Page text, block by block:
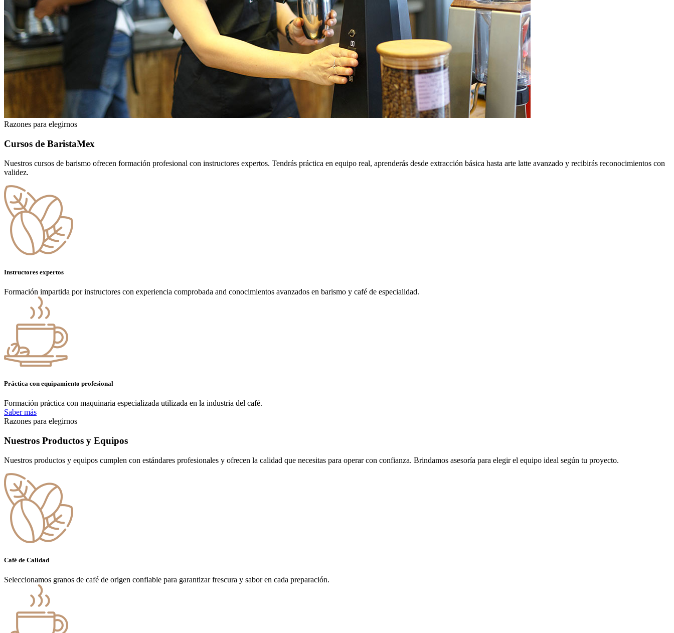
Razones para elegirnos
Cursos de BaristaMex
Nuestros cursos de barismo ofrecen formación profesional con instructores expertos. Tendrás práctica en equipo real, aprenderás desde extracción básica hasta arte latte avanzado y recibirás reconocimientos con
validez.
Instructores expertos
Formación impartida por instructores con experiencia comprobada and conocimientos avanzados en barismo y café de especialidad.
Práctica con equipamiento profesional
Formación práctica con maquinaria especializada utilizada en la industria del café.
Saber más
Razones para elegirnos
Nuestros Productos y Equipos
Nuestros productos y equipos cumplen con estándares profesionales y ofrecen la calidad que necesitas para operar con confianza. Brindamos asesoría para elegir el equipo ideal según tu proyecto.
Café de Calidad
Seleccionamos granos de café de origen confiable para garantizar frescura y sabor en cada preparación.